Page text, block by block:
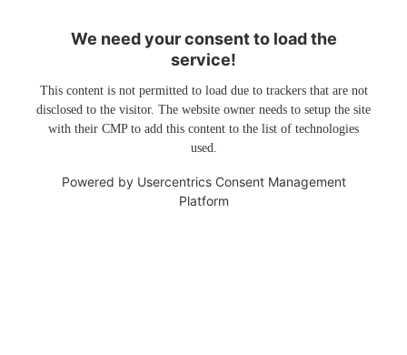
We need your consent to load the
service!
This content is not permitted to load due to trackers that are not
disclosed to the visitor. The website owner needs to setup the site
with their CMP to add this content to the list of technologies
used.
Powered by Usercentrics Consent Management
Platform